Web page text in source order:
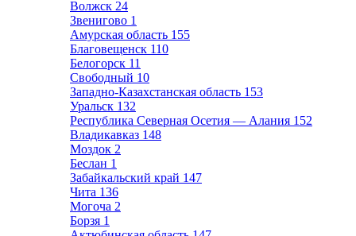
Волжск 24
Звенигово 1
Амурская область 155
Благовещенск 110
Белогорск 11
Свободный 10
Западно-Казахстанская область 153
Уральск 132
Республика Северная Осетия — Алания 152
Владикавказ 148
Моздок 2
Беслан 1
Забайкальский край 147
Чита 136
Могоча 2
Борзя 1